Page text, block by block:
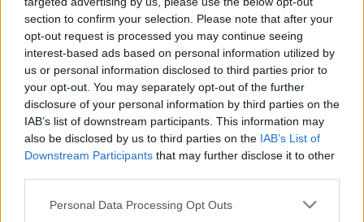
section to confirm your selection. Please note that after your
opt-out request is processed you may continue seeing
interest-based ads based on personal information utilized by
us or personal information disclosed to third parties prior to
your opt-out. You may separately opt-out of the further
disclosure of your personal information by third parties on the
IAB’s list of downstream participants. This information may
also be disclosed by us to third parties on the IAB’s List of
Downstream Participants that may further disclose it to other
Please note that this website/app uses one or more Google
Personal Data Processing Opt Outs
A Jules Gounon, Dani Juncadella és Chris Lulham
alkotta hármas nemrég még feszült csatát vívott a
legendás Circuit de Spa-Francorchamps pályán. A
technika ördöge azonban közbeszólt, így a
Verstappen Racing gépét végül vissza kellett tolni
a garázsba.
The media could not be loaded, either because